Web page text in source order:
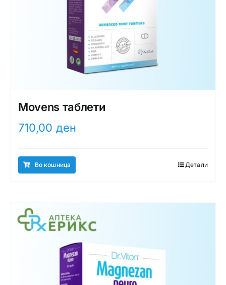
Movens таблети
710,00 ден
Во кошница Детали